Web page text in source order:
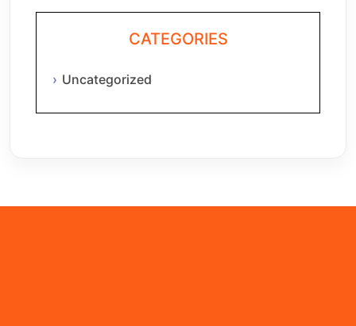
CATEGORIES
Uncategorized